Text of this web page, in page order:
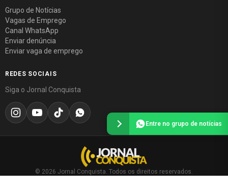
Grupo de Notícias
Vagas de Emprego
Canal WhatsApp
Enviar denúncia
Enviar vaga de emprego
REDES SOCIAIS
Siga o Jornal Conquista
© 2026 Jornal Conquista. Todos os direitos reservados.
Entre no grupo de notícias